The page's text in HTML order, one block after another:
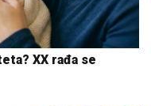
XX rađa se